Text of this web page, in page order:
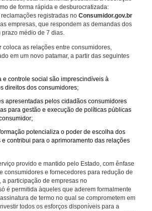
de forma rápida e desburocratizada:
registradas no Consumidor.gov.br
empresas, que respondem as demandas dos
médio de 7 dias.
coloca as relações entre consumidores,
em um novo patamar, a partir das seguintes
e controle social são imprescindíveis à
direitos dos consumidores;
apresentadas pelos cidadãos consumidores
para gestão e execução de políticas públicas
potencializa o poder de escolha dos
e contribui para o aprimoramento das relações
provido e mantido pelo Estado, com ênfase
consumidores e fornecedores para redução de
a participação de empresas no
é permitida àqueles que aderem formalmente
de termo no qual se comprometem em
todos os esforços disponíveis para a